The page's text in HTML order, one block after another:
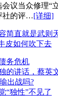
议当众修理“
社的评…[详细]
简直就是武则
皮如何吹下去
务危机
的讲话，蔡英
出战吗?
“独性”不见了